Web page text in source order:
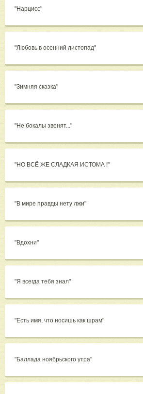
"Нарцисс"
"Любовь в осенний листопад"
"Зимняя сказка"
"Не бокалы звенят..."
"НО ВСЁ ЖЕ СЛАДКАЯ ИСТОМА !"
"В мире правды нету лжи"
"Вдохни"
"Я всегда тебя знал"
"Есть имя, что носишь как шрам"
"Баллада ноябрьского утра"